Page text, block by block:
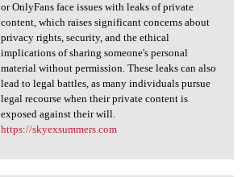
or OnlyFans face issues with leaks of private
content, which raises significant concerns about
privacy rights, security, and the ethical
implications of sharing someone's personal
material without permission. These leaks can also
lead to legal battles, as many individuals pursue
legal recourse when their private content is
exposed against their will.
https://skyexsummers.com